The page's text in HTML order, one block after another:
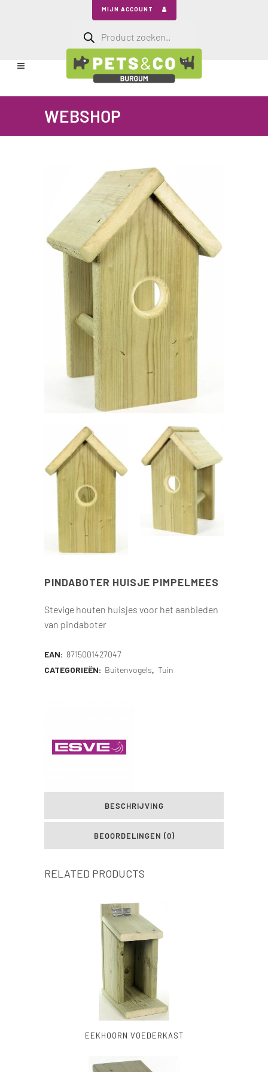
zoeken
MIJN ACCOUNT
WEBSHOP
PINDABOTER HUISJE PIMPELMEES
Stevige houten huisjes voor het aanbieden
van pindaboter
EAN: 8715001427047
CATEGORIEËN: Buitenvogels, Tuin
BESCHRIJVING
BEOORDELINGEN (0)
RELATED PRODUCTS
EEKHOORN VOEDERKAST